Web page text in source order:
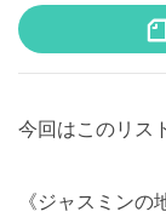
今回はこのリス
《ジャスミン